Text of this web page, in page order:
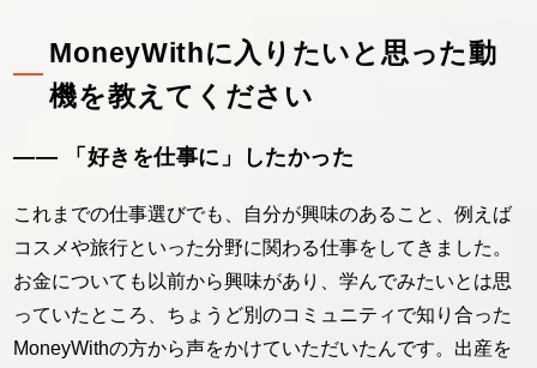
MoneyWithに入りたいと思った動
機を教えてください
―― 「好きを仕事に」したかった
これまでの仕事選びでも、自分が興味のあること、例えば
コスメや旅行といった分野に関わる仕事をしてきました。
お金についても以前から興味があり、学んでみたいとは思
っていたところ、ちょうど別のコミュニティで知り合った
MoneyWithの方から声をかけていただいたんです。出産を